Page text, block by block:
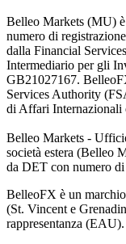
Belleo Markets (MU)
numero di
dalla Financial
Intermediario per gli
GB21027167.
Services Authority
di Affari Internazionali
Belleo Markets -
società estera (Belleo
da DET con numero
BelleoFX è un
(St. Vincent e
rappresentanza (EAU).